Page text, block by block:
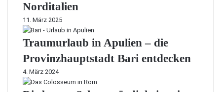
Norditalien
11. März 2025
Traumurlaub in Apulien – die
Provinzhauptstadt Bari entdecken
4. März 2024